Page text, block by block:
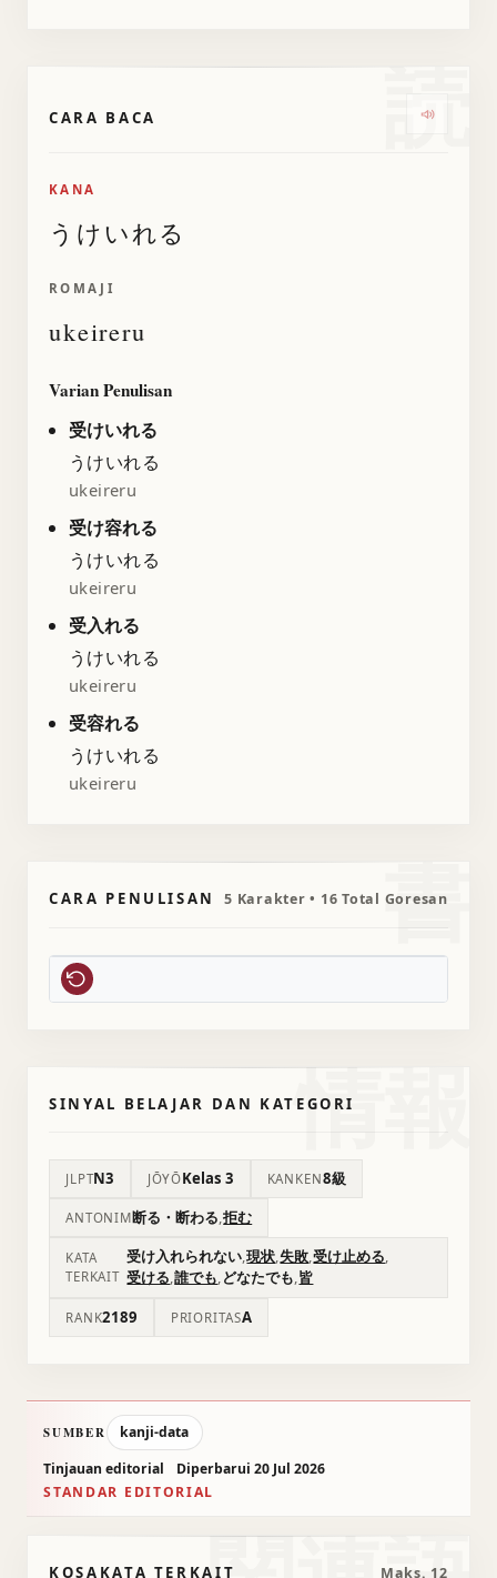
読
CARA BACA
KANA
うけいれる
ROMAJI
ukeireru
Varian Penulisan
受けいれる
うけいれる
ukeireru
受け容れる
うけいれる
ukeireru
受入れる
うけいれる
ukeireru
受容れる
うけいれる
ukeireru
書
CARA PENULISAN 5 Karakter • 16 Total Goresan
情報
SINYAL BELAJAR DAN KATEGORI
JLPTN3 JŌYŌKelas 3 KANKEN8級
ANTONIM断る・断わる,拒む
KATA
TERKAIT
受け入れられない,現状,失敗,受け止める,
受ける,誰でも,どなたでも,皆
RANK2189 PRIORITASA
SUMBER
kanji-data
Tinjauan editorial
Diperbarui 20 Jul 2026
STANDAR EDITORIAL
KOSAKATA TERKAIT Maks. 12